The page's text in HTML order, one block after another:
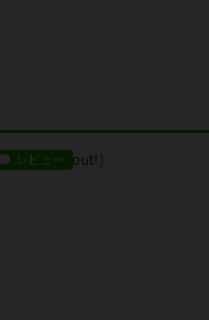
レビュー